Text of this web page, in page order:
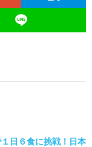
日６食に挑戦！日本